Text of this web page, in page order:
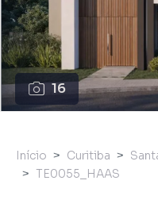
16
Início Curitiba
TE0055_HAAS